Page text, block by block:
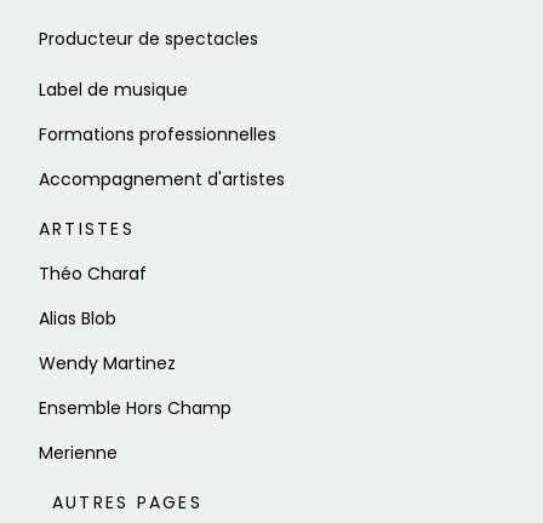
Producteur de spectacles
Label de musique
Formations professionnelles
Accompagnement d'artistes
ARTISTES
Théo Charaf
Alias Blob
Wendy Martinez
Ensemble Hors Champ
Merienne
AUTRES PAGES